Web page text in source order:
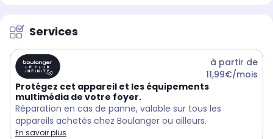
Services
à partir de
11,99€/mois
Protégez cet appareil et les équipements
multimédia de votre foyer.
Réparation en cas de panne, valable sur tous les
appareils achetés chez Boulanger ou ailleurs.
En savoir plus